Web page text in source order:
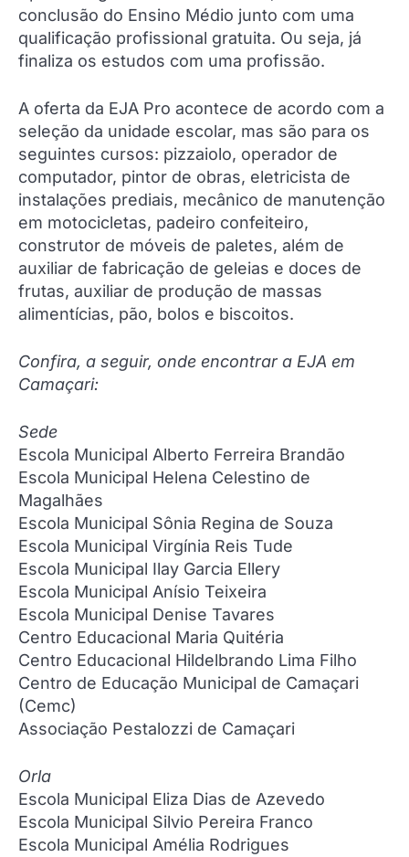
conclusão do Ensino Médio junto com uma
qualificação profissional gratuita. Ou seja, já
finaliza os estudos com uma profissão.
A oferta da EJA Pro acontece de acordo com a
seleção da unidade escolar, mas são para os
seguintes cursos: pizzaiolo, operador de
computador, pintor de obras, eletricista de
instalações prediais, mecânico de manutenção
em motocicletas, padeiro confeiteiro,
construtor de móveis de paletes, além de
auxiliar de fabricação de geleias e doces de
frutas, auxiliar de produção de massas
alimentícias, pão, bolos e biscoitos.
Confira, a seguir, onde encontrar a EJA em
Camaçari:
Sede
Escola Municipal Alberto Ferreira Brandão
Escola Municipal Helena Celestino de
Magalhães
Escola Municipal Sônia Regina de Souza
Escola Municipal Virgínia Reis Tude
Escola Municipal Ilay Garcia Ellery
Escola Municipal Anísio Teixeira
Escola Municipal Denise Tavares
Centro Educacional Maria Quitéria
Centro Educacional Hildelbrando Lima Filho
Centro de Educação Municipal de Camaçari
(Cemc)
Associação Pestalozzi de Camaçari
Orla
Escola Municipal Eliza Dias de Azevedo
Escola Municipal Silvio Pereira Franco
Escola Municipal Amélia Rodrigues